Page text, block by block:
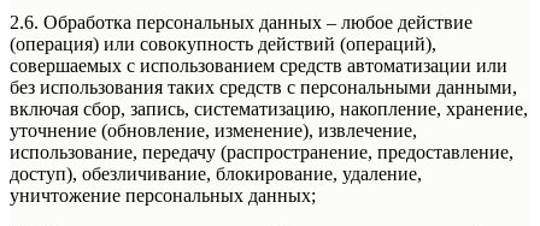
2.6. Обработка персональных данных – любое действие
(операция) или совокупность действий (операций),
совершаемых с использованием средств автоматизации или
без использования таких средств с персональными данными,
включая сбор, запись, систематизацию, накопление, хранение,
уточнение (обновление, изменение), извлечение,
использование, передачу (распространение, предоставление,
доступ), обезличивание, блокирование, удаление,
уничтожение персональных данных;